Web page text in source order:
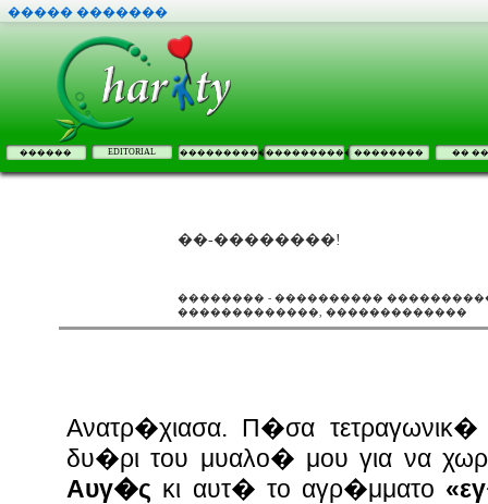
����� �������
������ EDITORIAL �������������������� �������� ��
��-��������!
�������� - ����������
�������������, �������������
Ανατρ�χιασα. Π�σα
δυ�ρι του μυαλο� μου για να
Αυγ�ς κι αυτ� το αγρ�μματο